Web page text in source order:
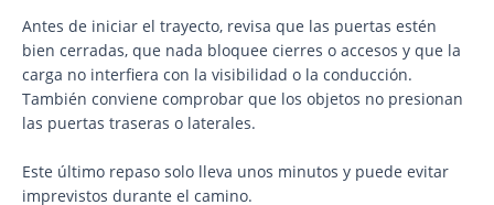
Antes de iniciar el trayecto, revisa que las puertas estén
bien cerradas, que nada bloquee cierres o accesos y que la
carga no interfiera con la visibilidad o la conducción.
También conviene comprobar que los objetos no presionan
las puertas traseras o laterales.
Este último repaso solo lleva unos minutos y puede evitar
imprevistos durante el camino.